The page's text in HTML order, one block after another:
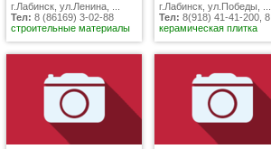
г.Лабинск, ул.Ленина, ...
Тел: 8 (86169) 3-02-88
строительные материалы
г.Лабинск, ул.Победы, ...
Тел: 8(918) 41-41-200, 8
керамическая плитка